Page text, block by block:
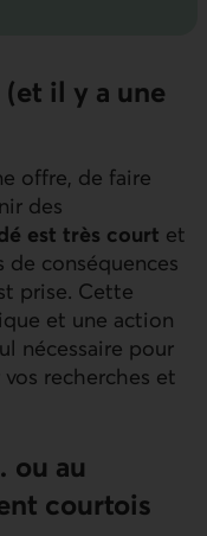
il y a une
offre, de faire
des
est très court et
de conséquences
prise. Cette
et une action
nécessaire pour
recherches et
ou au
courtois